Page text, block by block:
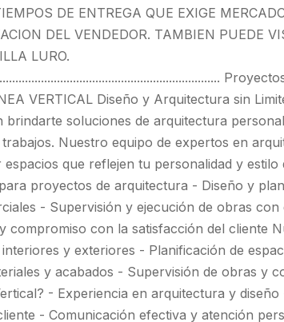
DE ENTREGA QUE EXIGE
DEL VENDEDOR. TAMBIEN PUEDE
LURO.
VERTICAL Diseño y Arquitectura sin
brindarte soluciones de arquitectura
Nuestro equipo de expertos en
que reflejen tu personalidad y estilo
proyectos de arquitectura - Diseño y
- Supervisión y ejecución de obras con
compromiso con la satisfacción del cliente
y exteriores - Planificación de
y acabados - Supervisión de obras y
- Experiencia en arquitectura y
- Comunicación efectiva y atención